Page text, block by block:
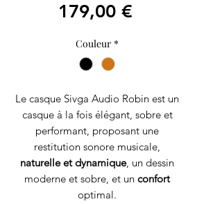
179,00 €
Couleur *
Le casque Sivga Audio Robin est un
casque à la fois élégant, sobre et
performant, proposant une
restitution sonore musicale,
naturelle et dynamique, un dessin
moderne et sobre, et un confort
optimal.